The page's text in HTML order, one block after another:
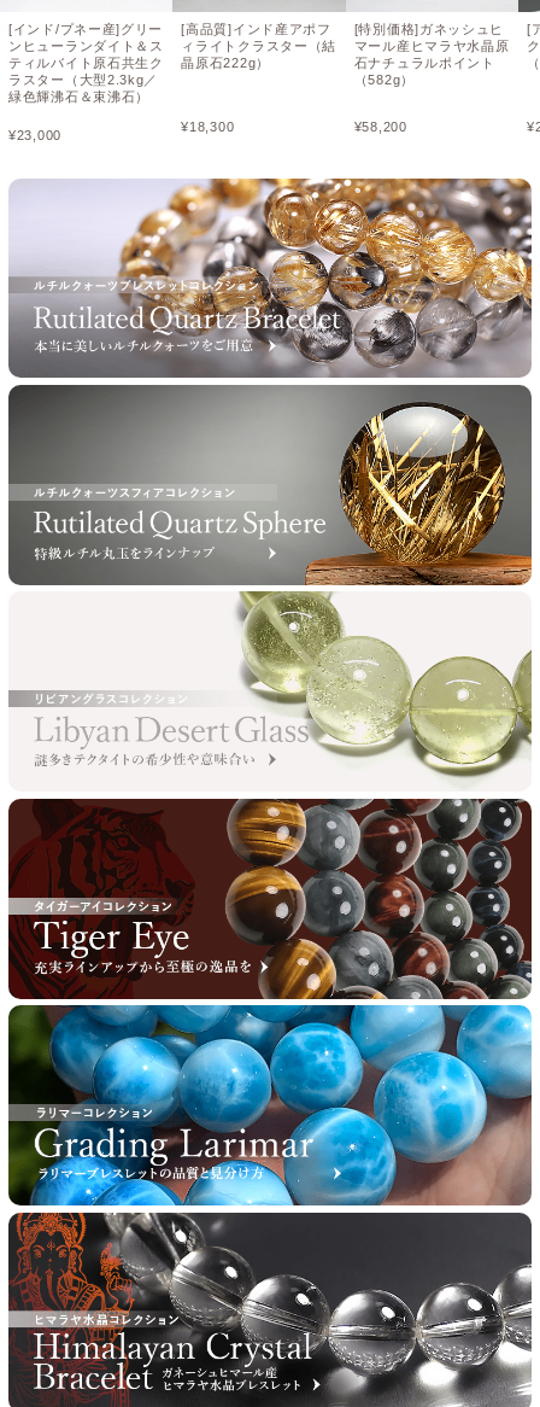
[インド/プネー産]グリー
ンヒューランダイト＆ス
ティルバイト原石共生ク
ラスター（大型2.3kg／
緑色輝沸石＆束沸石）
¥23,000
[高品質]インド産アポフ
ィライトクラスター（結
晶原石222g）
¥18,300
[特別価格]ガネッシュヒ
マール産ヒマラヤ水晶原
石ナチュラルポイント
（582g）
¥58,200
[
¥